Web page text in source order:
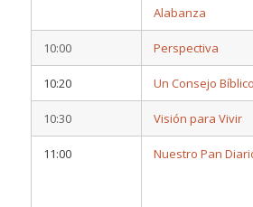
Alabanza
10:00 Perspectiva
10:20 Un Consejo Bíblico
10:30 Visión para Vivir
11:00 Nuestro Pan